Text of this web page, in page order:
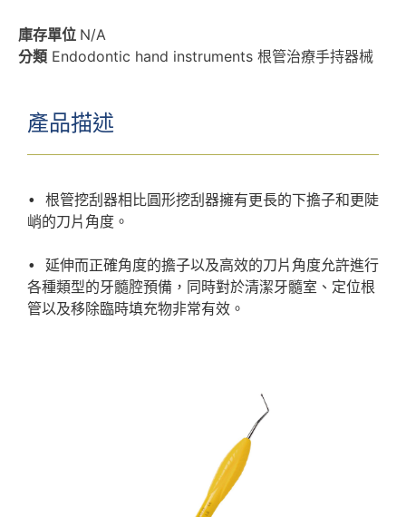
庫存單位 N/A
分類 Endodontic hand instruments 根管治療手持器械
產品描述
• 根管挖刮器相比圓形挖刮器擁有更長的下擔子和更陡
峭的刀片角度。
• 延伸而正確角度的擔子以及高效的刀片角度允許進行
各種類型的牙髓腔預備，同時對於清潔牙髓室、定位根
管以及移除臨時填充物非常有效。